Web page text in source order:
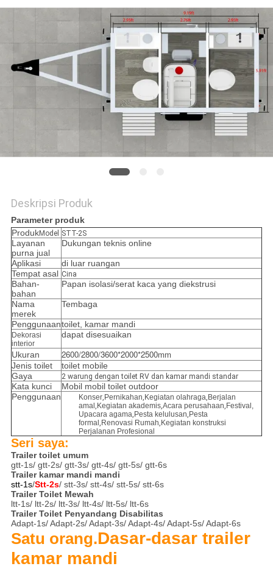
Deskripsi Produk
Parameter produk
ProdukModel STT-2S
Layanan
purna jual
Dukungan teknis online
Aplikasi
di luar ruangan
Tempat asal Cina
Bahan-
bahan
Papan isolasi/serat kaca yang diekstrusi
Nama
merek
Tembaga
Penggunaantoilet, kamar mandi
Dekorasi
interior
dapat disesuaikan
Ukuran 2600/2800/3600*2000*2500mm
Jenis toilet
toilet mobile
Gaya
2 warung dengan toilet RV dan kamar mandi standar
Kata kunci
Mobil mobil toilet outdoor
Penggunaan
Konser, Pernikahan, Kegiatan olahraga, Berjalan
amal , Kegiatan akademis,Acara perusahaan, Festival,
Upacara agama, Pesta kelulusan, Pesta
formal , Renovasi Rumah, Kegiatan konstruksi
Perjalanan Profesional
Seri saya:
Trailer toilet umum
gtt-1s/ gtt-2s/ gtt-3s/ gtt-4s/ gtt-5s/ gtt-6s
Trailer kamar mandi mandi
stt-1s/Stt-2s/ stt-3s/ stt-4s/ stt-5s/ stt-6s
Trailer Toilet Mewah
ltt-1s/ ltt-2s/ ltt-3s/ ltt-4s/ ltt-5s/ ltt-6s
Trailer Toilet Penyandang Disabilitas
Adapt-1s/ Adapt-2s/ Adapt-3s/ Adapt-4s/ Adapt-5s/ Adapt-6s
Satu orang.Dasar-dasar trailer
kamar mandi